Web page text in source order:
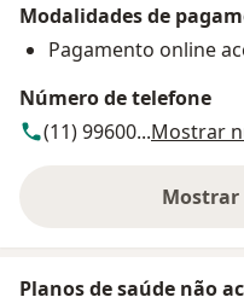
Modalidades de
Pagamento online
Número de telefone
(11) 99600...Mostrar
Mostrar
Planos de saúde não